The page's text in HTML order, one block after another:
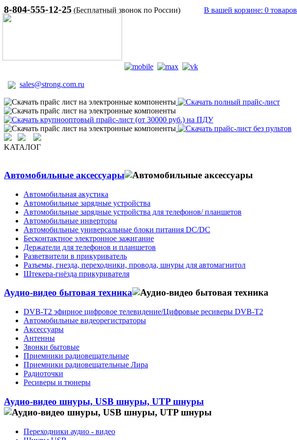
8-804-555-12-25 (Бесплатный звонок по России) В вашей корзине: 0 товаров
sales@strong.com.ru
KATAЛОГ
Автомобильные аксессуары
Автомобильная акустика
Автомобильные зарядные устройства
Автомобильные зарядные устройства для телефонов/ планшетов
Автомобильные инверторы
Автомобильные универсальные блоки питания DC/DC
Бесконтактное электронное зажигание
Держатели для телефонов и планшетов
Разветвители в прикуриватель
Разъемы, гнезда, переходники, провода, шнуры для автомагнитол
Штекера-гнёзда прикуривателя
Аудио-видео бытовая техника
DVB-T2 эфирное цифровое телевидение/Цифровые ресиверы DVB-T2
Автомобильные видеорегистраторы
Аксессуары
Антенны
Звонки бытовые
Приемники радиовещательные
Приемники радиовещательные Лира
Радиоточки
Ресиверы и тюнеры
Аудио-видео шнуры, USB шнуры, UTP шнуры
Переходники аудио - видео